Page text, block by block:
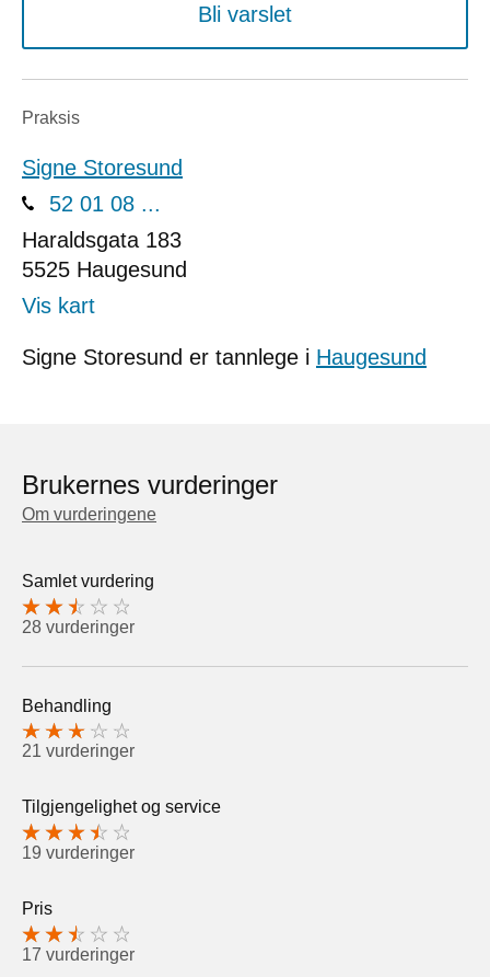
Bli varslet
Praksis
Signe Storesund
52 01 08 ...
Haraldsgata 183
5525 Haugesund
Vis kart
Signe Storesund er tannlege i Haugesund
Brukernes vurderinger
Om vurderingene
Samlet vurdering
28 vurderinger
Behandling
21 vurderinger
Tilgjengelighet og service
19 vurderinger
Pris
17 vurderinger